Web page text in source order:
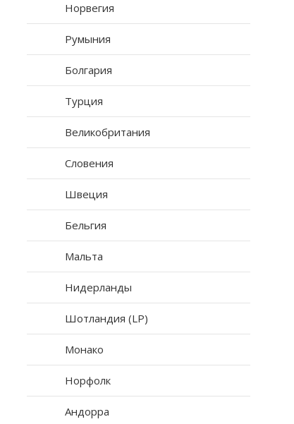
Норвегия
Румыния
Болгария
Турция
Великобритания
Словения
Швеция
Бельгия
Мальта
Нидерланды
Шотландия (LP)
Монако
Норфолк
Андорра